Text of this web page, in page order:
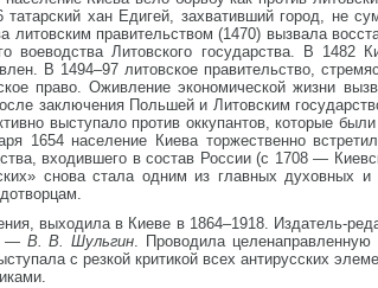
хан Едигей, захвативший город, не
правительством (1470) вызвала
воеводства Литовского государства. В 1482
В 1494–97 литовское правительство,
право. Оживление экономической жизни
заключения Польшей и Литовским
выступало против оккупантов, которые были
1654 население Киева торжественно
входившего в состав России (с 1708 —
снова стала одним из главных духовных и
выходила в Киеве в 1864–1918. Издатель-
— В. В. Шульгин. Проводила целенаправленную
с резкой критикой всех антирусских